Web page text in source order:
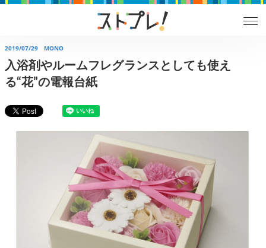
2019/07/29 MONO
入浴剤やルームフレグランスとしても使え
る“花”の電報台紙